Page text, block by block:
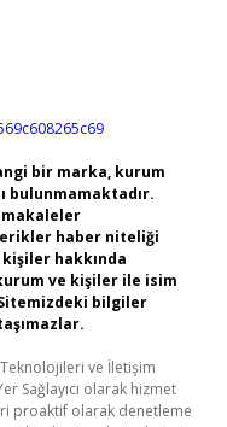
bir marka, kurum
bulunmamaktadır.
makaleler
haber niteliği
hakkında
ve kişiler ile isim
bilgiler
Teknolojileri ve İletişim
Sağlayıcı olarak hizmet
proaktif olarak denetleme